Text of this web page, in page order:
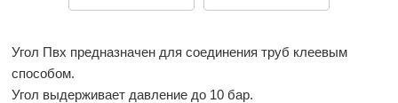
Угол Пвх предназначен для соединения труб клеевым
способом.
Угол выдерживает давление до 10 бар.